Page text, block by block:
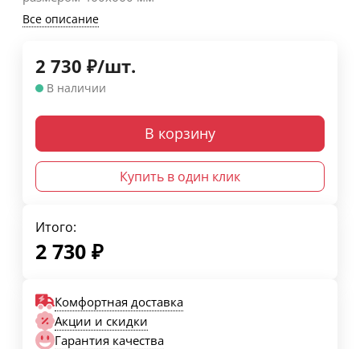
Все описание
2 730 ₽/шт.
В наличии
В корзину
Купить в один клик
Итого:
2 730 ₽
Комфортная доставка
Акции и скидки
Гарантия качества